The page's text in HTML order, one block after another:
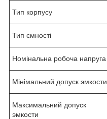
Тип корпусу
Тип ємності
Номінальна робоча напруга
Мінімальний допуск эмкости
Максимальний допуск
эмкости